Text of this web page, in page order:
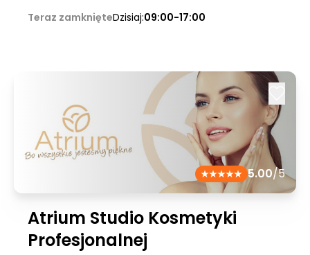
Teraz zamknięteDzisiaj:09:00-17:00
5.00/5
Atrium Studio Kosmetyki
Profesjonalnej